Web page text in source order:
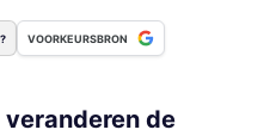
VOORKEURSBRON
de